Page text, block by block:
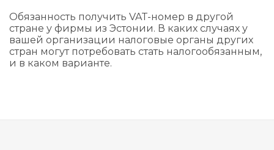
Обязанность получить VAT-номер в другой
стране у фирмы из Эстонии. В каких случаях у
вашей организации налоговые органы других
стран могут потребовать стать налогообязанным,
и в каком варианте.